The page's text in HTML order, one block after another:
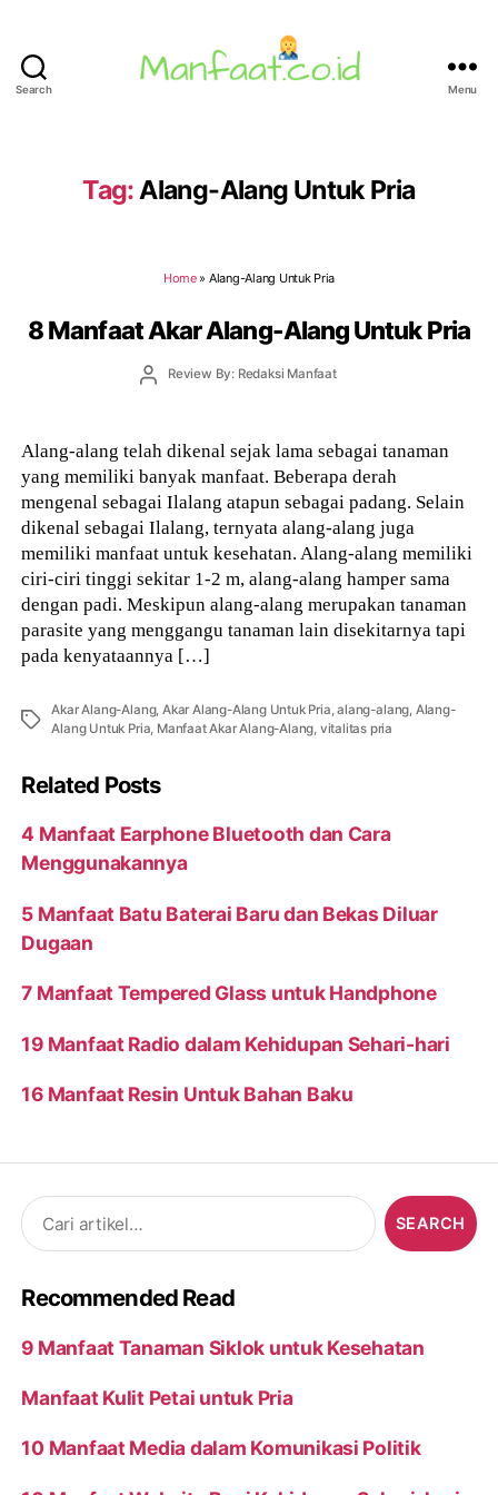
Search Menu
Tag: Alang-Alang Untuk Pria
Home» Alang-Alang Untuk Pria
8 Manfaat Akar Alang-Alang Untuk Pria
PostReview By: Redaksi Manfaat
Alang-alang telah dikenal sejak lama sebagai tanaman
yang memiliki banyak manfaat. Beberapa derah
mengenal sebagai Ilalang atapun sebagai padang. Selain
dikenal sebagai Ilalang, ternyata alang-alang juga
memiliki manfaat untuk kesehatan. Alang-alang memiliki
ciri-ciri tinggi sekitar 1-2 m, alang-alang hamper sama
dengan padi. Meskipun alang-alang merupakan tanaman
parasite yang menggangu tanaman lain disekitarnya tapi
pada kenyataannya […]
Tags
Akar Alang-Alang, Akar Alang-Alang Untuk Pria,alang-alang, Alang-
Alang Untuk Pria, Manfaat Akar Alang-Alang, vitalitas pria
Related Posts
4 Manfaat Earphone Bluetooth dan Cara
Menggunakannya
5 Manfaat Batu Baterai Baru dan Bekas Diluar
Dugaan
7 Manfaat Tempered Glass untuk Handphone
19 Manfaat Radio dalam Kehidupan Sehari-hari
16 Manfaat Resin Untuk Bahan Baku
Search
for:
Recommended Read
9 Manfaat Tanaman Siklok untuk Kesehatan
Manfaat Kulit Petai untuk Pria
10 Manfaat Media dalam Komunikasi Politik